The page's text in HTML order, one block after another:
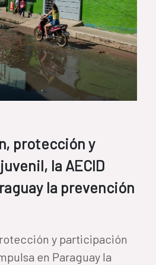
protección y
la AECID
la prevención
y participación
en Paraguay la